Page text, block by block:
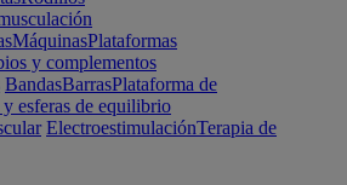
MáquinasPlataformas
y complementos
BandasBarrasPlataforma de
esferas de equilibrio
ElectroestimulaciónTerapia de